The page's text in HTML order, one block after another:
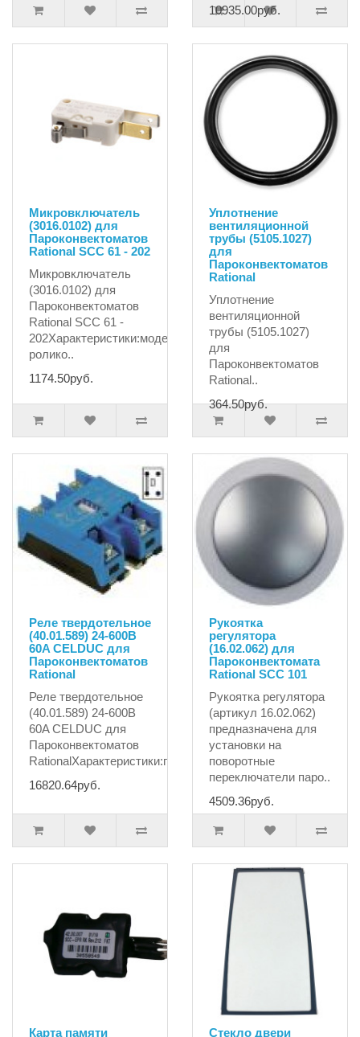
10935.00руб.
Микровключатель
(3016.0102) для
Пароконвектоматов
Rational SCC 61 - 202
Микровключатель
(3016.0102) для
Пароконвектоматов
Rational SCC 61 -
202Характеристики:модельс
ролико..
1174.50руб.
Уплотнение
вентиляционной
трубы (5105.1027)
для
Пароконвектоматов
Rational
Уплотнение
вентиляционной
трубы (5105.1027)
для
Пароконвектоматов
Rational..
364.50руб.
Реле твердотельное
(40.01.589) 24-600B
60A CELDUC для
Пароконвектоматов
Rational
Реле твердотельное
(40.01.589) 24-600B
60A CELDUC для
Пароконвектоматов
RationalХарактеристики:произ..
16820.64руб.
Рукоятка
регулятора
(16.02.062) для
Пароконвектомата
Rational SCC 101
Рукоятка регулятора
(артикул 16.02.062)
предназначена для
установки на
поворотные
переключатели паро..
4509.36руб.
Карта памяти Стекло двери